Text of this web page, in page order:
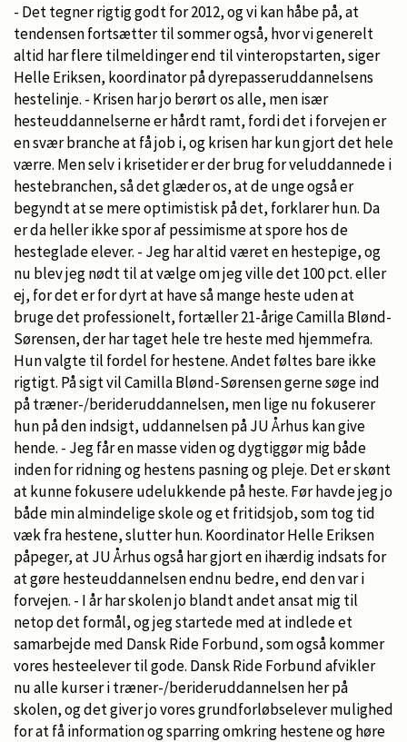
- Det tegner rigtig godt for 2012, og vi kan håbe på, at
tendensen fortsætter til sommer også, hvor vi generelt
altid har flere tilmeldinger end til vinteropstarten, siger
Helle Eriksen, koordinator på dyrepasseruddannelsens
hestelinje. - Krisen har jo berørt os alle, men især
hesteuddannelserne er hårdt ramt, fordi det i forvejen er
en svær branche at få job i, og krisen har kun gjort det hele
værre. Men selv i krisetider er der brug for veluddannede i
hestebranchen, så det glæder os, at de unge også er
begyndt at se mere optimistisk på det, forklarer hun. Da
er da heller ikke spor af pessimisme at spore hos de
hesteglade elever. - Jeg har altid været en hestepige, og
nu blev jeg nødt til at vælge om jeg ville det 100 pct. eller
ej, for det er for dyrt at have så mange heste uden at
bruge det professionelt, fortæller 21-årige Camilla Blønd-
Sørensen, der har taget hele tre heste med hjemmefra.
Hun valgte til fordel for hestene. Andet føltes bare ikke
rigtigt. På sigt vil Camilla Blønd-Sørensen gerne søge ind
på træner-/berideruddannelsen, men lige nu fokuserer
hun på den indsigt, uddannelsen på JU Århus kan give
hende. - Jeg får en masse viden og dygtiggør mig både
inden for ridning og hestens pasning og pleje. Det er skønt
at kunne fokusere udelukkende på heste. Før havde jeg jo
både min almindelige skole og et fritidsjob, som tog tid
væk fra hestene, slutter hun. Koordinator Helle Eriksen
påpeger, at JU Århus også har gjort en ihærdig indsats for
at gøre hesteuddannelsen endnu bedre, end den var i
forvejen. - I år har skolen jo blandt andet ansat mig til
netop det formål, og jeg startede med at indlede et
samarbejde med Dansk Ride Forbund, som også kommer
vores hesteelever til gode. Dansk Ride Forbund afvikler
nu alle kurser i træner-/berideruddannelsen her på
skolen, og det giver jo vores grundforløbselever mulighed
for at få information og sparring omkring hestene og høre